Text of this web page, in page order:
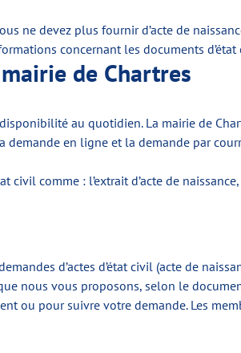
ne devez plus fournir d’acte de
concernant les documents d’état
de Chartres
au quotidien. La mairie de
demande en ligne et la demande par
comme : l’extrait d’acte de
d’actes d’état civil (acte de
nous vous proposons, selon le
ou pour suivre votre demande. Les